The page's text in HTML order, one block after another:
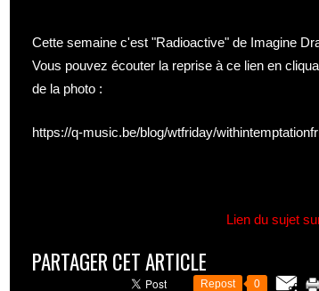
Cette semaine c'est "Radioactive" de Imagine
Vous pouvez écouter la reprise à ce lien en
de la photo :
https://q-music.be/blog/wtfriday/
Lien du sujet
PARTAGER CET ARTICLE
Repost 0